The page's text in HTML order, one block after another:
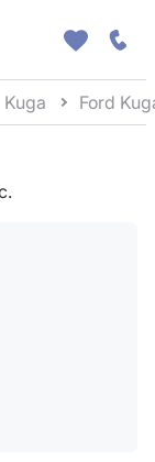
Kuga Ford